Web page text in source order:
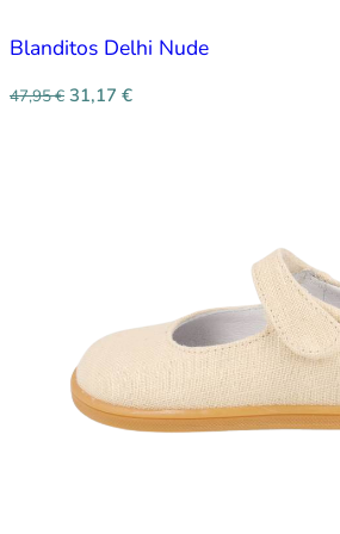
Blanditos Delhi Nude
47,95€ 31,17 €